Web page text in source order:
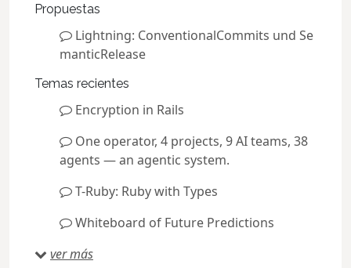
Propuestas
Lightning: ConventionalCommits und Se
manticRelease
Temas recientes
Encryption in Rails
One operator, 4 projects, 9 AI teams, 38
agents — an agentic system.
T-Ruby: Ruby with Types
Whiteboard of Future Predictions
ver más